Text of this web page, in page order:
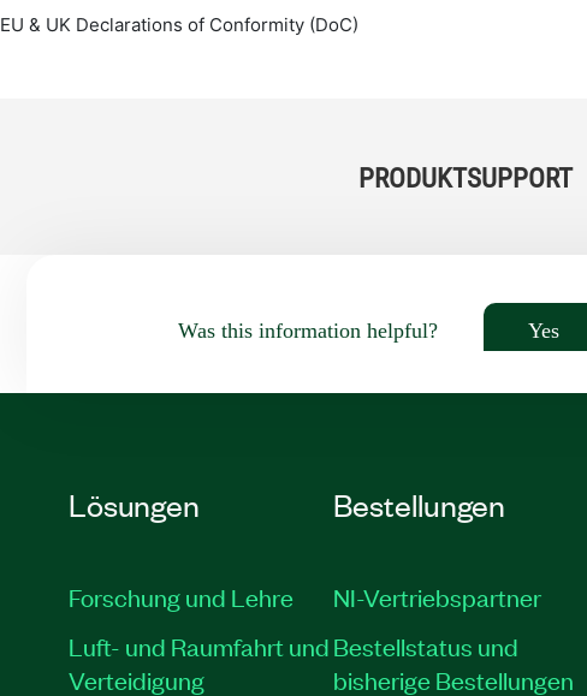
EU & UK Declarations of Conformity (DoC)
PRODUKTSUPPORT
Was this information helpful? Yes
Lösungen
Forschung und Lehre
Luft- und Raumfahrt und
Verteidigung
Bestellungen
NI-Vertriebspartner
Bestellstatus und
bisherige Bestellungen